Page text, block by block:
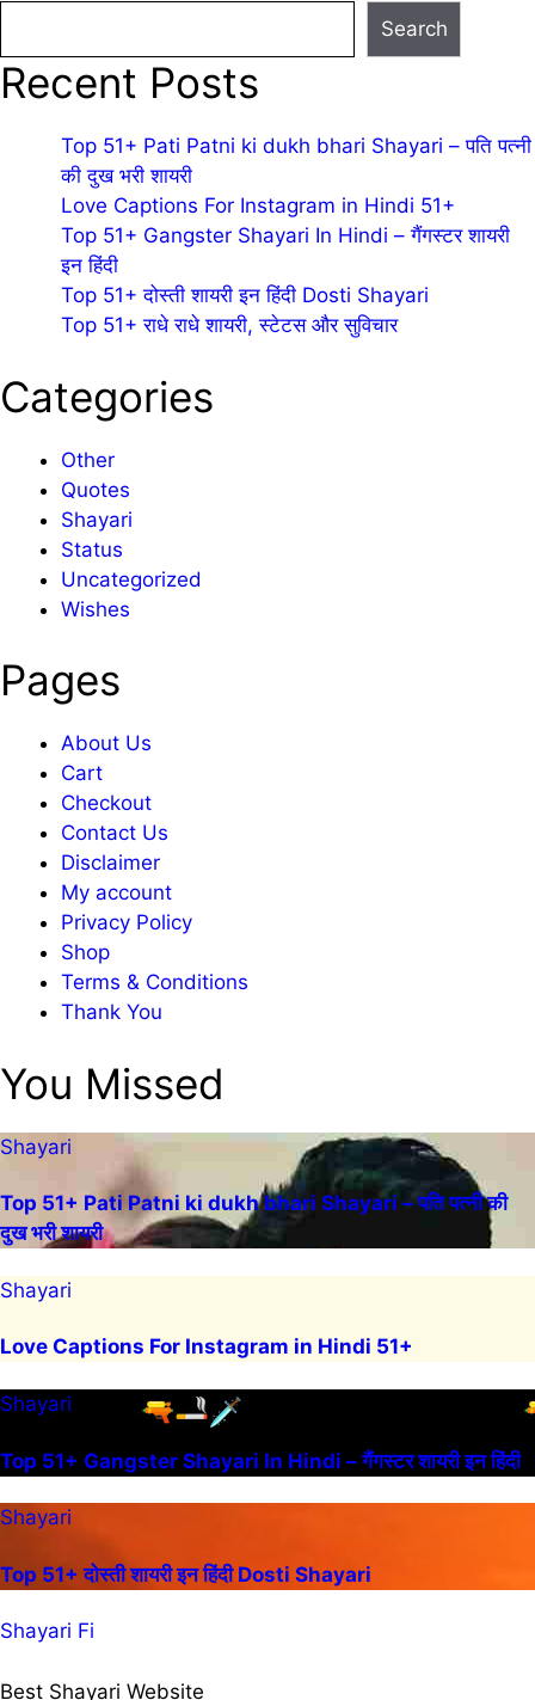
Search
Recent Posts
Top 51+ Pati Patni ki dukh bhari Shayari – पति पत्नी
की दुख भरी शायरी
Love Captions For Instagram in Hindi 51+
Top 51+ Gangster Shayari In Hindi – गैंगस्टर शायरी
इन हिंदी
Top 51+ दोस्ती शायरी इन हिंदी Dosti Shayari
Top 51+ राधे राधे शायरी, स्टेटस और सुविचार
Categories
Other
Quotes
Shayari
Status
Uncategorized
Wishes
Pages
About Us
Cart
Checkout
Contact Us
Disclaimer
My account
Privacy Policy
Shop
Terms & Conditions
Thank You
You Missed
Shayari
Top 51+ Pati Patni ki dukh bhari Shayari – पति पत्नी की
दुख भरी शायरी
Shayari
Love Captions For Instagram in Hindi 51+
Shayari
Top 51+ Gangster Shayari In Hindi – गैंगस्टर शायरी इन हिंदी
Shayari
Top 51+ दोस्ती शायरी इन हिंदी Dosti Shayari
Shayari Fi
Best Shayari Website